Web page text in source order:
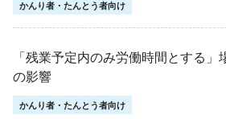
かんり者・たんとう者向け
「残業予定内のみ労働時間とする
の影響
かんり者・たんとう者向け